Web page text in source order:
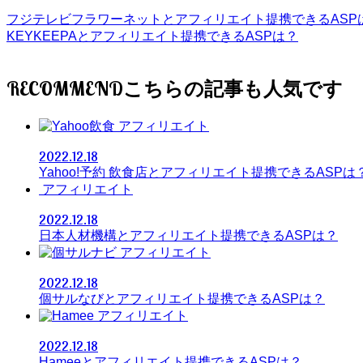
フジテレビフラワーネットとアフィリエイト提携できるASP
KEYKEEPAとアフィリエイト提携できるASPは？
RECOMMEND
アフィリエイト
2022.12.18
Yahoo!予約 飲食店とアフィリエイト提携できるASPは
アフィリエイト
2022.12.18
日本人材機構とアフィリエイト提携できるASPは？
アフィリエイト
2022.12.18
個サルなびとアフィリエイト提携できるASPは？
アフィリエイト
2022.12.18